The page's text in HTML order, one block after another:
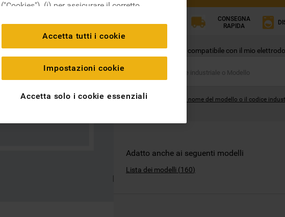
ORIGINALI
CONSEGNA
RAPIDA
Questo ricambio è compatibile con il mio
Dove posso trovare il nome del modello o il codice
Adatto anche ai seguenti modelli
Lista dei modelli (160)
("Cookies"), (i) per assicurare il corretto
migliorare l'esperienza di navigazione
(cookie tecnici), (ii) per finalità statistiche e
per rilevare l’audience del nostro sito e
come interagisce con il sito (cookie
analitici), (iii) per annunci personalizzati e
esempio Google LLC - scopri maggiori
informazioni sulla Privacy Policy di Google
Accetta tutti i cookie
Impostazioni cookie
Accetta solo i cookie essenziali